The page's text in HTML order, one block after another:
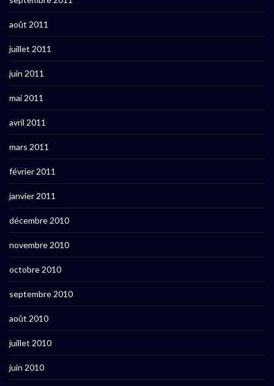
août 2011
juillet 2011
juin 2011
mai 2011
avril 2011
mars 2011
février 2011
janvier 2011
décembre 2010
novembre 2010
octobre 2010
septembre 2010
août 2010
juillet 2010
juin 2010